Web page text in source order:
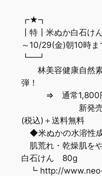
┏★┓
┃特┃米ぬか白石
～10/29(金)朝10時ま
┗━┛
林美容健康自然素
弾！
⇒ 通常1,800円(
新発売記念特
(税込)＋送料無料
◆米ぬかの水溶性
肌荒れ・乾燥肌を
白石けん 80g
┗ http://